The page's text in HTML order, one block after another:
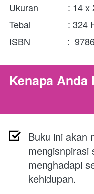
Ukuran            : 14 x
Tebal               : 324
ISBN               :
Kenapa
Buku ini akan
mengisnpirasi
menghadapi
kehidupan.